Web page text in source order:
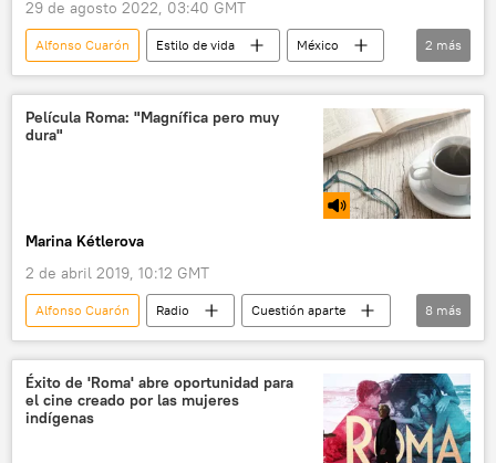
29 de agosto 2022, 03:40 GMT
Alfonso Cuarón Estilo de vida
México
🎭 Arte y cultura
cine
2 más
Película Roma: "Magnífica pero muy
dura"
Marina Kétlerova
2 de abril 2019, 10:12 GMT
Alfonso Cuarón Radio
Cuestión aparte
México
Moscú
Norma Pensado Moreno
Abel Murcia
Instituto Cervantes de Moscú
película Roma
8 más
Éxito de 'Roma' abre oportunidad para
el cine creado por las mujeres
indígenas